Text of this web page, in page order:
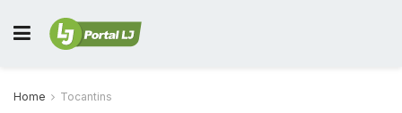
Home Tocantins